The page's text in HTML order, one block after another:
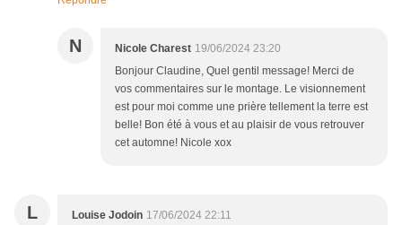
N Nicole Charest 19/06/2024 23:20
Bonjour Claudine, Quel gentil message! Merci de
vos commentaires sur le montage. Le visionnement
est pour moi comme une prière tellement la terre est
belle! Bon été à vous et au plaisir de vous retrouver
cet automne! Nicole xox
L Louise Jodoin 17/06/2024 22:11